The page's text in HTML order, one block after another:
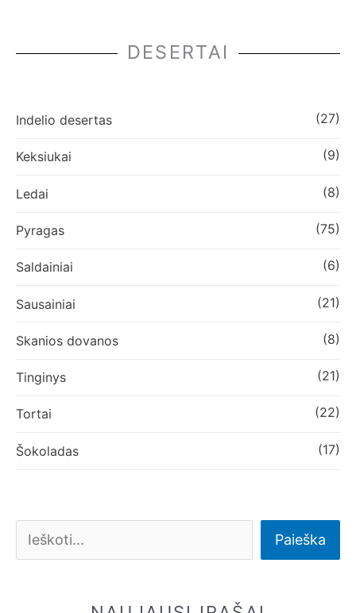
DESERTAI
Indelio desertas (27)
Keksiukai (9)
Ledai (8)
Pyragas (75)
Saldainiai (6)
Sausainiai (21)
Skanios dovanos (8)
Tinginys (21)
Tortai (22)
Šokoladas (17)
Paieška